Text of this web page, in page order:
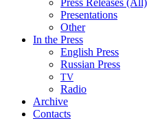
Press Releases (All)
Presentations
Other
In the Press
English Press
Russian Press
TV
Radio
Archive
Contacts